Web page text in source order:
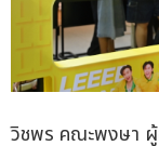
วิชพร คณะพงษา